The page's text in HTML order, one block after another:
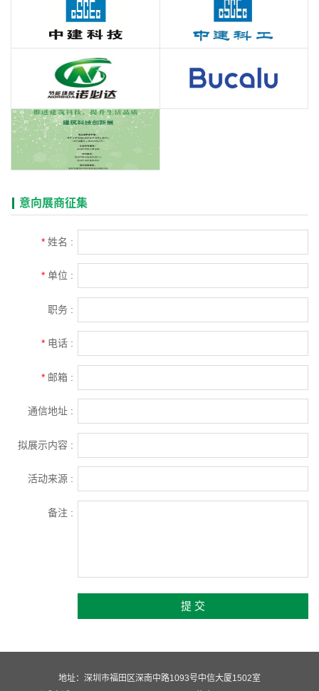
意向展商征集
* 姓名 :
* 单位 :
职务 :
* 电话 :
* 邮箱 :
通信地址 :
拟展示内容 :
活动来源 :
备注 :
提 交
地址：深圳市福田区深南中路1093号中信大厦1502室